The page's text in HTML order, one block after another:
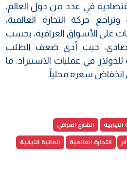
في عدد من دول العالم،
وتراجع حركة التجارة العالمية،
على الأسواق العراقية، بحسب
حيث أدى ضعف الطلب
للدولار في عمليات الاستيراد، ما
سعره محلياً.
الشارع العراقي
التجارة العالمية
المالية النيابية